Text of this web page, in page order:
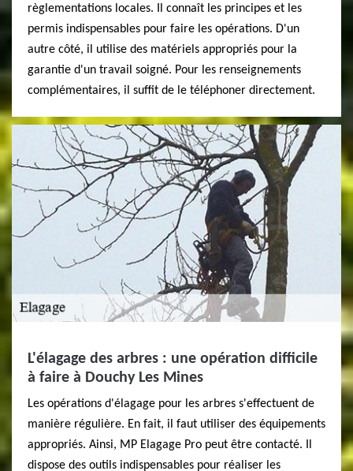
règlementations locales. Il connaît les principes et les
permis indispensables pour faire les opérations. D'un
autre côté, il utilise des matériels appropriés pour la
garantie d'un travail soigné. Pour les renseignements
complémentaires, il suffit de le téléphoner directement.
L'élagage des arbres : une opération difficile
à faire à Douchy Les Mines
Les opérations d'élagage pour les arbres s'effectuent de
manière régulière. En fait, il faut utiliser des équipements
appropriés. Ainsi, MP Elagage Pro peut être contacté. Il
dispose des outils indispensables pour réaliser les